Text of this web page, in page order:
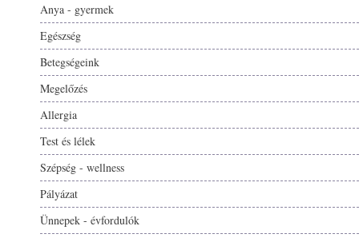
Anya - gyermek
Egészség
Betegségeink
Megelőzés
Allergia
Test és lélek
Szépség - wellness
Pályázat
Ünnepek - évfordulók